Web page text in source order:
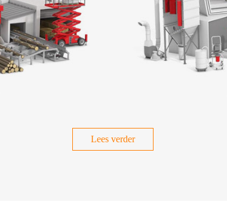
Lees verder